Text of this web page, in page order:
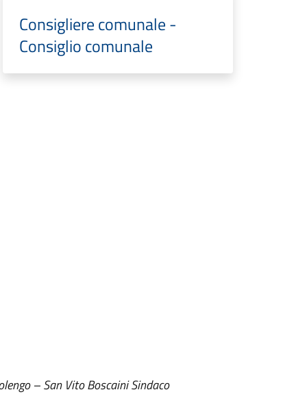
Consigliere comunale -
Consiglio comunale
– San Vito Boscaini Sindaco